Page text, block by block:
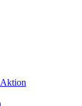
Aktion